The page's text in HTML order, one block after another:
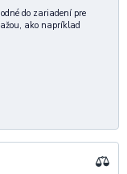
do zariadení pre
ako napríklad